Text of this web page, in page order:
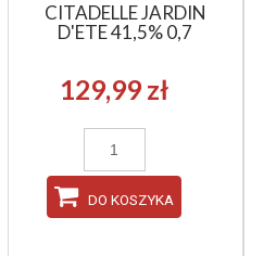
CITADELLE JARDIN
D'ETE 41,5% 0,7
129,99 zł
DO KOSZYKA